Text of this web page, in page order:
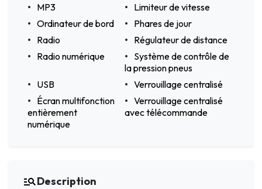
MP3
Limiteur de vitesse
Ordinateur de bord
Phares de jour
Radio
Régulateur de distance
Radio numérique
Système de contrôle de
la pression pneus
USB
Verrouillage centralisé
Écran multifonction
entièrement
numérique
Verrouillage centralisé
avec télécommande
Description